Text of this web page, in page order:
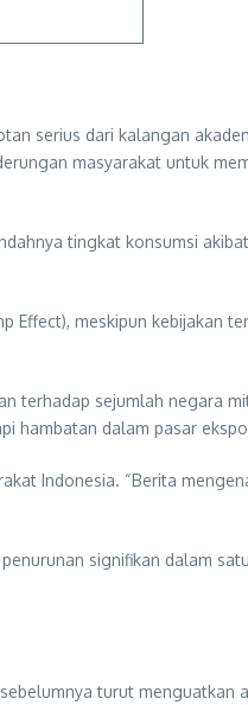
serius dari kalangan
masyarakat untuk
tingkat konsumsi
Effect), meskipun kebijakan
terhadap sejumlah negara
hambatan dalam pasar
Indonesia. “Berita
signifikan dalam
turut menguatkan